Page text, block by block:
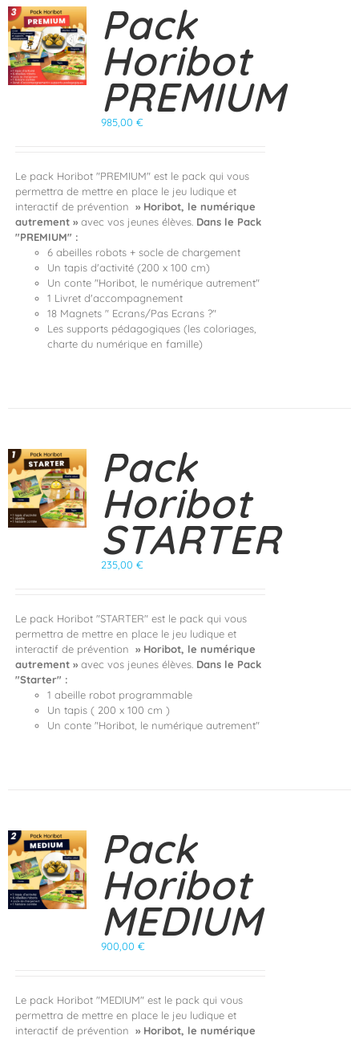
Pack
Horibot
PREMIUM
985,00 €
Le pack Horibot "PREMIUM" est le pack qui vous
permettra de mettre en place le jeu ludique et
interactif de prévention » Horibot, le numérique
autrement »avec vos jeunes élèves. Dans le Pack
"PREMIUM" :
6 abeilles robots + socle de chargement
Un tapis d'activité (200 x 100 cm)
Un conte "Horibot, le numérique autrement"
1 Livret d'accompagnement
18 Magnets " Ecrans/Pas Ecrans ?"
Les supports pédagogiques (les coloriages,
charte du numérique en famille)
Pack
Horibot
STARTER
235,00 €
Le pack Horibot "STARTER" est le pack qui vous
permettra de mettre en place le jeu ludique et
interactif de prévention » Horibot, le numérique
autrement »avec vos jeunes élèves. Dans le Pack
"Starter" :
1 abeille robot programmable
Un tapis ( 200 x 100 cm )
Un conte "Horibot, le numérique autrement"
Pack
Horibot
MEDIUM
900,00 €
Le pack Horibot "MEDIUM" est le pack qui vous
permettra de mettre en place le jeu ludique et
interactif de prévention » Horibot, le numérique